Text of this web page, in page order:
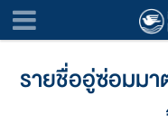
รายชื่ออู่ซ่อมม